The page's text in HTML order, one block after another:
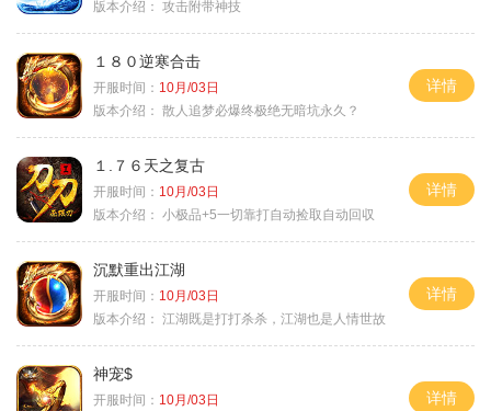
版本介绍： 攻击附带神技
１８０逆寒合击
开服时间： 10月/03日
版本介绍： 散人追梦必爆终极绝无暗坑永久？
详情
１.７６天之复古
开服时间： 10月/03日
版本介绍： 小极品+5一切靠打自动捡取自动回収
详情
沉默重出江湖
开服时间： 10月/03日
版本介绍： 江湖既是打打杀杀，江湖也是人情世故
详情
神宠$
开服时间： 10月/03日
详情